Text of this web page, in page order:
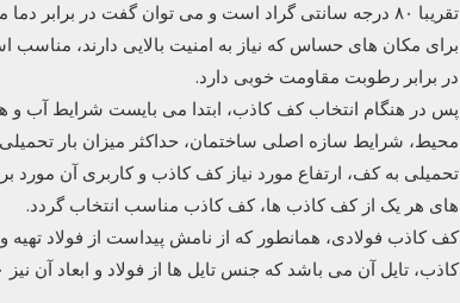
تقریبا ۸۰ درجه سانتی گراد است و می توان گفت در برابر دما مقاومت خوبی دارد.
برای مکان های حساس که نیاز به امنیت بالایی دارند، مناسب
در برابر رطوبت مقاومت خوبی دارد.
پس در هنگام انتخاب کف کاذب، ابتدا می بایست شرایط آب و
محیط، شرایط سازه اصلی ساختمان، حداکثر میزان بار
تحمیلی به کف، ارتفاع مورد نیاز کف کاذب و کاربری آن
های هر یک از کف کاذب ها، کف کاذب مناسب انتخاب گردد.
کف کاذب فولادی، همانطور که از نامش پیداست از فولاد
کاذب، تایل آن می باشد که جنس تایل ها از فولاد و ابعاد آن نیز ۶۰*۶۰ می باشد.